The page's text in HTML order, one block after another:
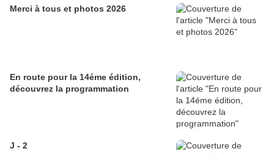
Merci à tous et photos 2026
En route pour la 14éme édition,
découvrez la programmation
J - 2